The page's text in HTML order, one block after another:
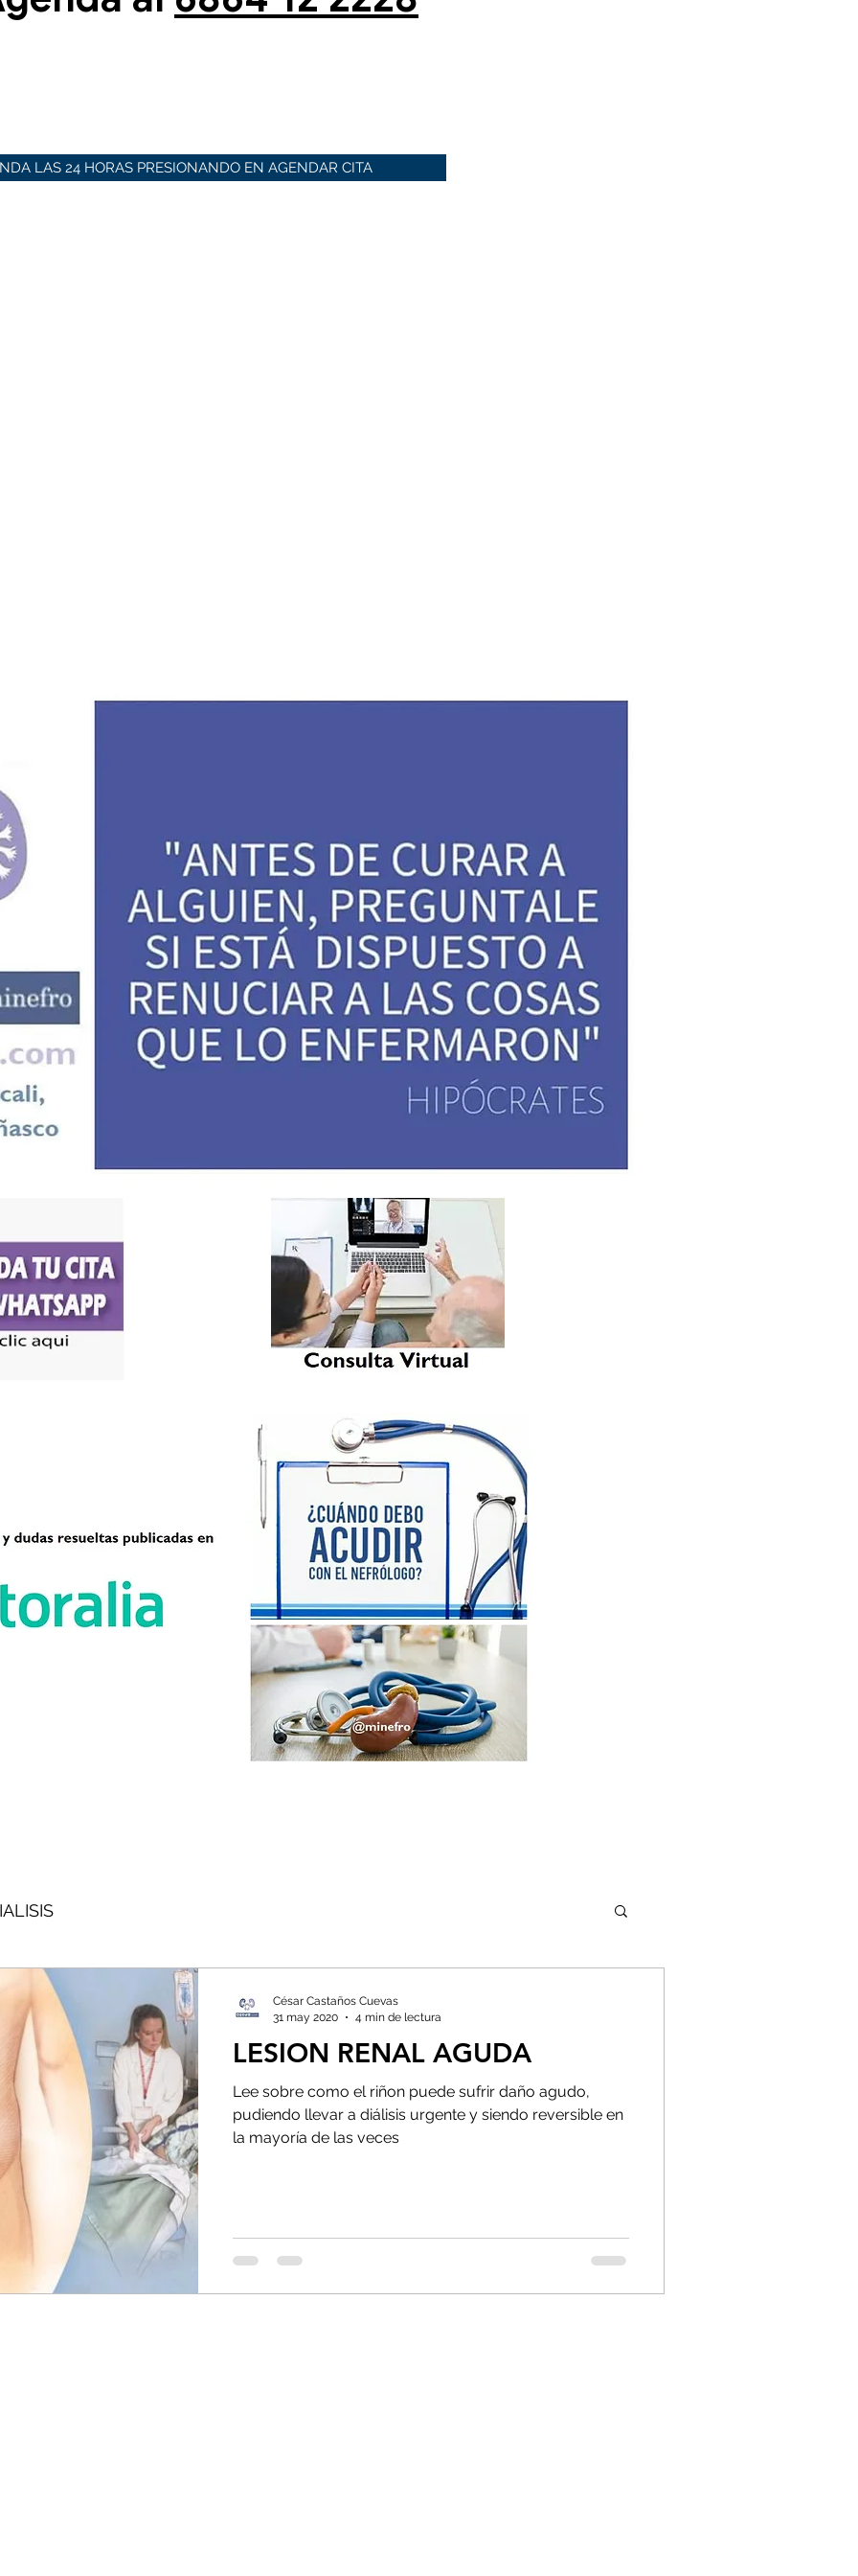
LAS 24 HORAS PRESIONANDO EN AGENDAR CITA
LESION RENAL AGUDA
Lee sobre como el riñon puede sufrir daño agudo,
pudiendo llevar a diálisis urgente y siendo reversible en
la mayoría de las veces
César Castaños Cuevas
31 may 2020
4 min de lectura